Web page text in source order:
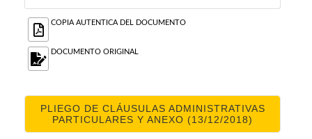
COPIA AUTENTICA DEL DOCUMENTO
DOCUMENTO ORIGINAL
PLIEGO DE CLÁUSULAS ADMINISTRATIVAS
PARTICULARES Y ANEXO (13/12/2018)